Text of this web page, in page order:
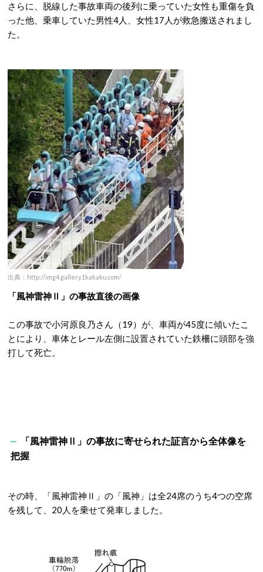
さらに、脱線した事故車両の後列に乗っていた女性も重傷を負
った他、乗車していた男性4人、女性17人が救急搬送されまし
た。
出典：http://img4.gallery.1kakaku.com/
「風神雷神Ⅱ」の事故直後の画像
この事故で小河原良乃さん（19）が、車両が45度に傾いたこ
とにより、車体とレール左側に設置されていた鉄柵に頭部を強
打して死亡。
「風神雷神Ⅱ」の事故に寄せられた証言から全体像を
把握
その時、「風神雷神Ⅱ」の「風神」は全24席のうち4つの空席
を残して、20人を乗せて発車しました。